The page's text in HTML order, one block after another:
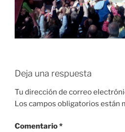
Deja una respuesta
Tu dirección de correo
Los campos obligatorios están
Comentario*